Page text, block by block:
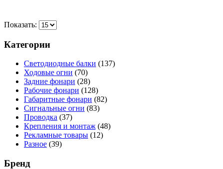
Показать:
Категории
Светодиодные балки (137)
Ходовые огни (70)
Задние фонари (28)
Рабочие фонари (128)
Габаритные фонари (82)
Сигнальные огни (83)
Проводка (37)
Крепления и монтаж (48)
Рекламные товары (12)
Разное (39)
Бренд